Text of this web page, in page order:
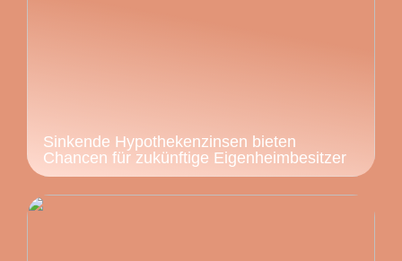
Sinkende Hypothekenzinsen bieten
Chancen für zukünftige Eigenheimbesitzer